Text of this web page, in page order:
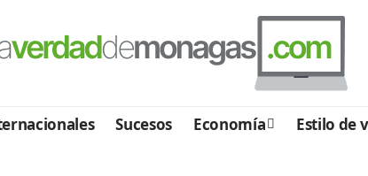
Sucesos Economía Estilo de